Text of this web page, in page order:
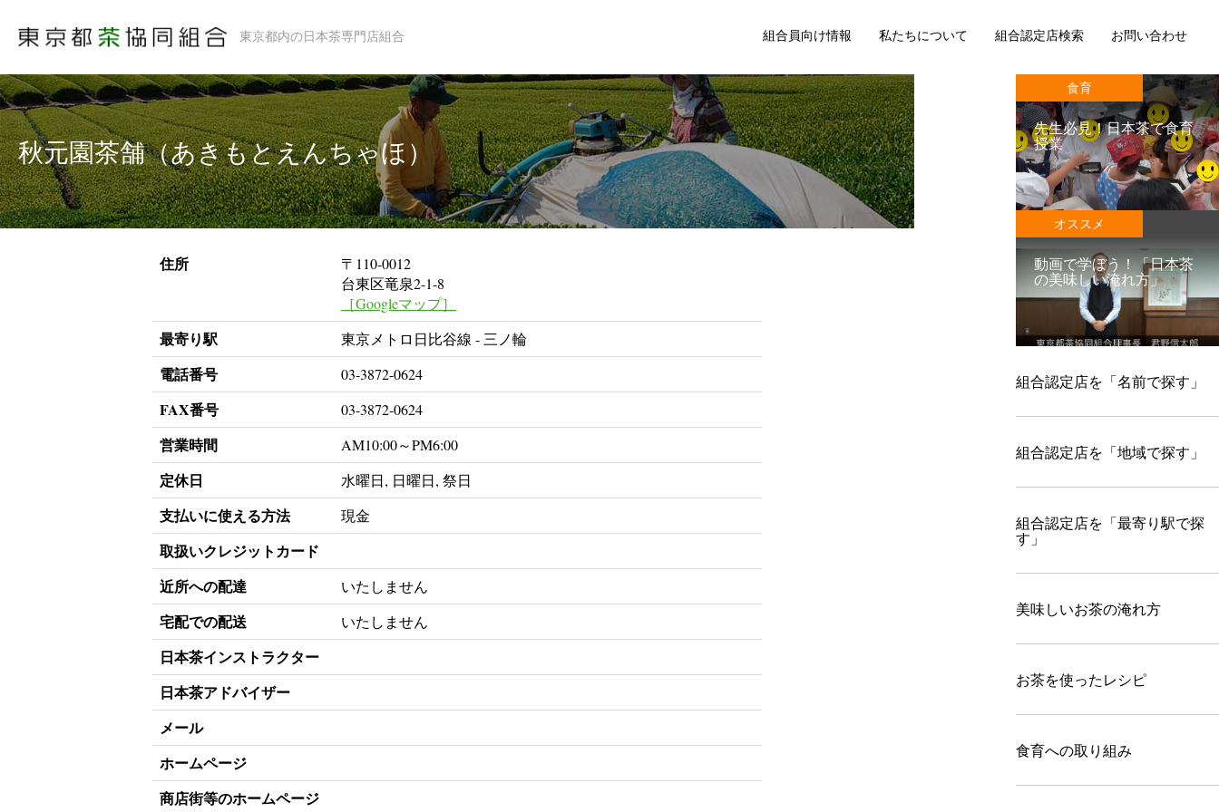
東京都内の日本茶専門店組合 組合員向け情報 私たちについて 組合認定店検索 お問い合わせ
秋元園茶舗（あきもとえんちゃほ）
住所
〒110-0012
台東区竜泉2-1-8
［Googleマップ］
最寄り駅 東京メトロ日比谷線 - 三ノ輪
電話番号 03-3872-0624
FAX番号 03-3872-0624
営業時間 AM10:00～PM6:00
定休日 水曜日, 日曜日, 祭日
支払いに使える方法 現金
取扱いクレジットカード
近所への配達
いたしません
宅配での配送 いたしません
日本茶インストラクター
日本茶アドバイザー
メール
ホームページ
商店街等のホームページ
食育
先生必見！日本茶で食育
授業
オススメ
動画で学ぼう！「日本茶
の美味しい淹れ方」
組合認定店を「名前で探す」
組合認定店を「地域で探す」
組合認定店を「最寄り駅で探
す」
美味しいお茶の淹れ方
お茶を使ったレシピ
食育への取り組み